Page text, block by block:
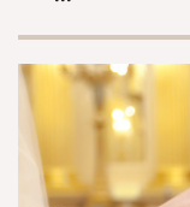
принимающей
и через